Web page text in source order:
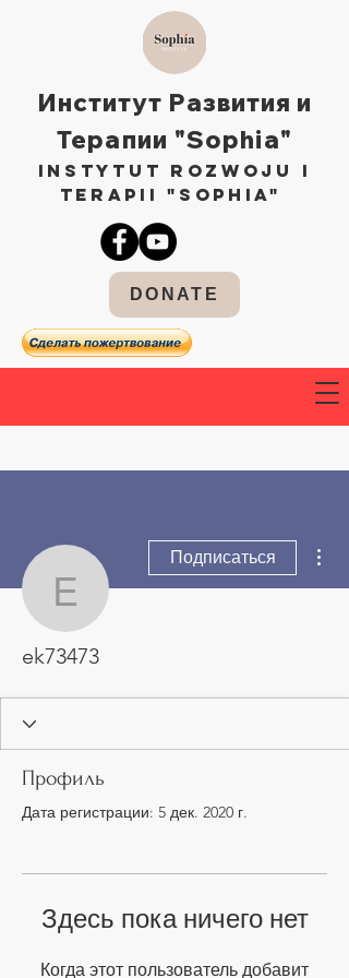
Институт Развития и
Терапии "Sophia"
Instytut Rozwoju i
Terapii "Sophia"
DONATE
ek73473
Подписаться
ek73473
Профиль
Дата регистрации: 5 дек. 2020 г.
Здесь пока ничего нет
Когда этот пользователь добавит